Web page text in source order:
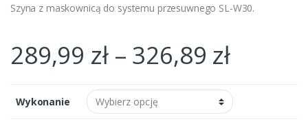
Szyna z maskownicą do systemu przesuwnego SL-W30.
289,99 zł– 326,89 zł
Wykonanie